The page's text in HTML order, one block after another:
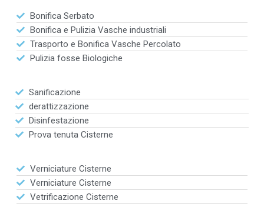
Bonifica Serbato
Bonifica e Pulizia Vasche industriali
Trasporto e Bonifica Vasche Percolato
Pulizia fosse Biologiche
Sanificazione
derattizzazione
Disinfestazione
Prova tenuta Cisterne
Verniciature Cisterne
Verniciature Cisterne
Vetrificazione Cisterne